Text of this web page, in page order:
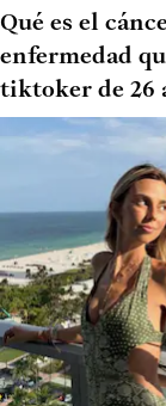
Qué es el
enfermedad
tiktoker de 26